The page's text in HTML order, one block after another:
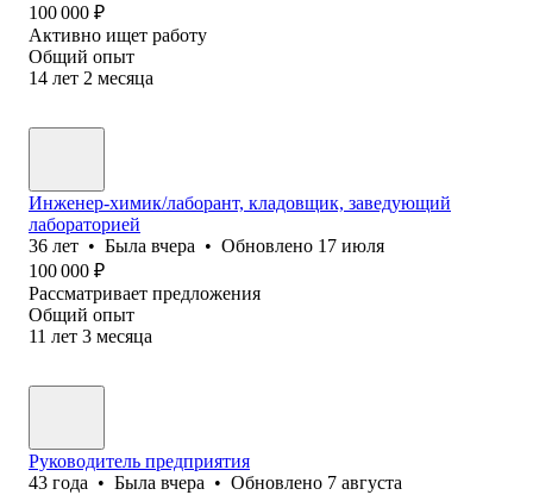
100 000 ₽
Активно ищет работу
Общий опыт
14 лет 2 месяца
Инженер-химик/лаборант, кладовщик, заведующий
лабораторией
36 лет • Была вчера • Обновлено 17 июля
100 000 ₽
Рассматривает предложения
Общий опыт
11 лет 3 месяца
Руководитель предприятия
43 года • Была вчера • Обновлено 7 августа